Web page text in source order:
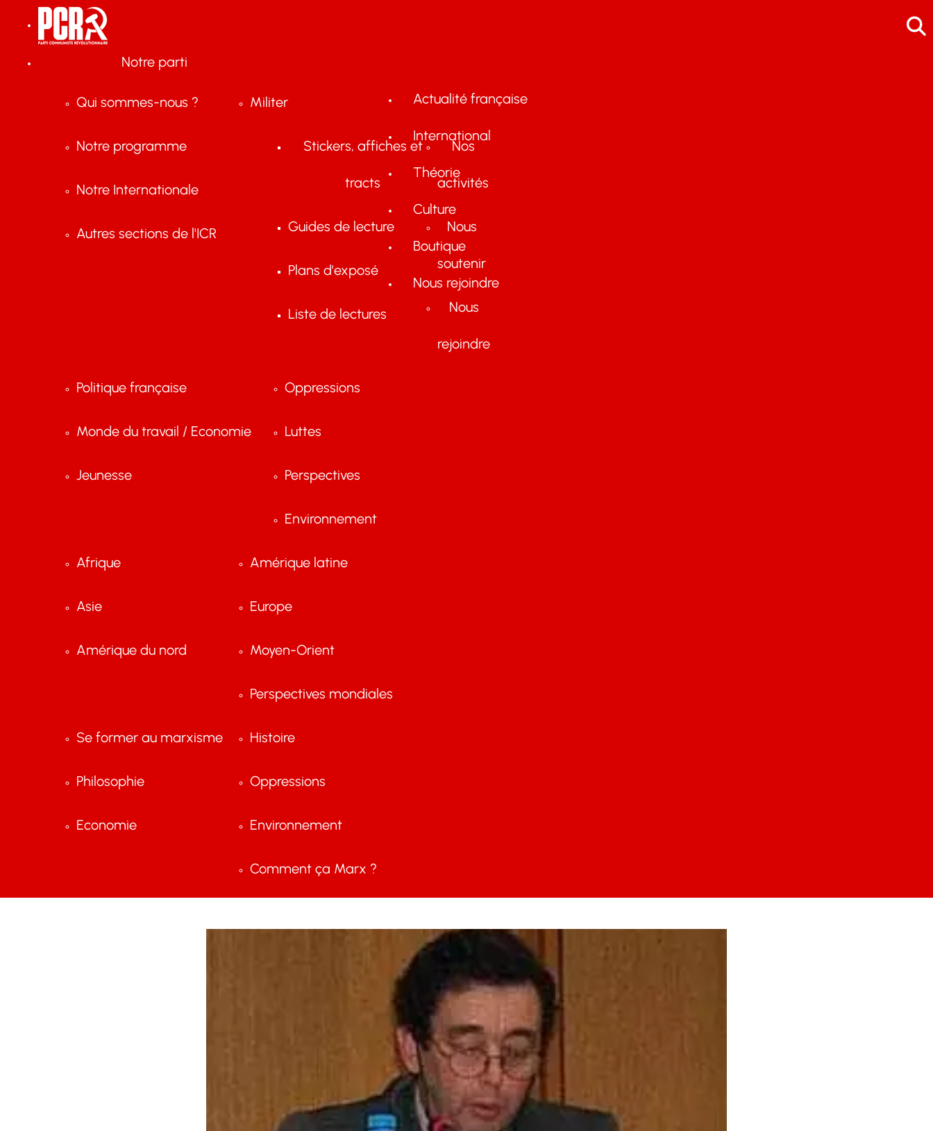
Notre parti
Qui sommes-nous ?
Notre programme
Notre Internationale
Autres sections de l'ICR
Militer
Stickers, affiches et
tracts
Guides de lecture
Plans d'exposé
Liste de lectures
Nos
activités
Nous
soutenir
Nous
rejoindre
Actualité française
Politique française
Monde du travail / Economie
Jeunesse
Oppressions
Luttes
Perspectives
Environnement
International
Afrique
Asie
Amérique du nord
Amérique latine
Europe
Moyen-Orient
Perspectives mondiales
Théorie
Se former au marxisme
Philosophie
Economie
Histoire
Oppressions
Environnement
Comment ça Marx ?
Culture
Boutique
Nous rejoindre